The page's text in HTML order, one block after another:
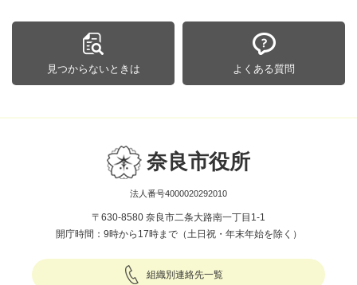
見つからないときは よくある質問
奈良市役所
法人番号4000020292010
〒630-8580 奈良市二条大路南一丁目1-1
開庁時間：9時から17時まで（土日祝・年末年始を除く）
組織別連絡先一覧